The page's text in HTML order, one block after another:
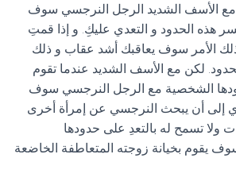
مع الأسف الشديد الرجل النرجسي سوف
هذه الحدود و التعدي عليكِ. و إذا قمتِ
الأمر سوف يعاقبك أشد عقاب و ذلك
لكن مع الأسف الشديد عندما تقوم
الشخصية مع الرجل النرجسي سوف
إلى أن يبحث النرجسي عن إمرأة أخرى
ولا تسمح له بالتعدِ على حدودها
يقوم بخيانة زوجته المتعاطفة الخاضعة